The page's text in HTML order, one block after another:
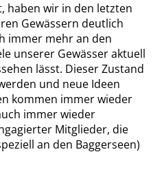
haben wir in den letzten
Gewässern deutlich
immer mehr an den
unserer Gewässer aktuell
lässt. Dieser Zustand
und neue Ideen
kommen immer wieder
immer wieder
Mitglieder, die
an den Baggerseen)